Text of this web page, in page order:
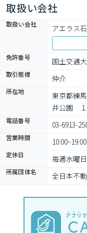
取扱い会社
取扱い会社 アエラス
免許番号
国土交通
取引態様 仲介
所在地
東京都練
井公園　
電話番号 03-6913-
営業時間 10:00~19:00
定休日 毎週水曜日
所属団体名 全日本不